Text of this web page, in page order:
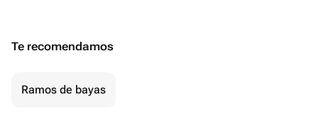
Te recomendamos
Ramos de bayas